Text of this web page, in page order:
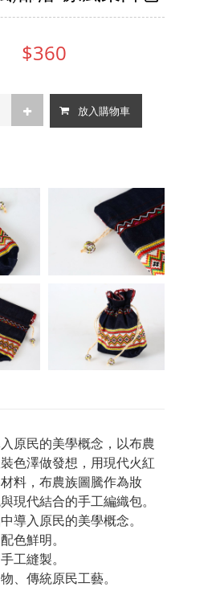
$360
放入購物車
原民的美學概念，以布農
色澤做發想，用現代火紅
料，布農族圖騰作為妝
現代結合的手工編織包。
導入原民的美學概念。
色鮮明。
工縫製。
、傳統原民工藝。